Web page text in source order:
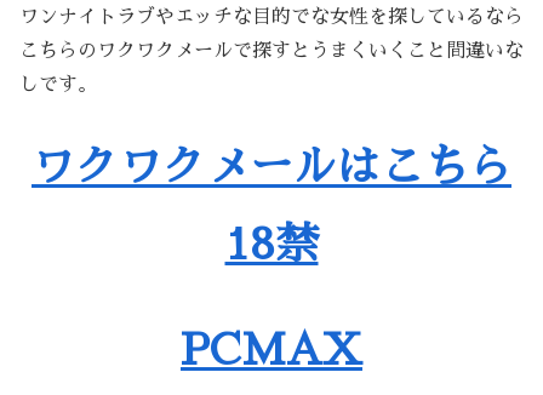
ワンナイトラブやエッチな目的でな女性を探しているなら
こちらのワクワクメールで探すとうまくいくこと間違いな
しです。
ワクワクメールはこちら
18禁
PCMAX